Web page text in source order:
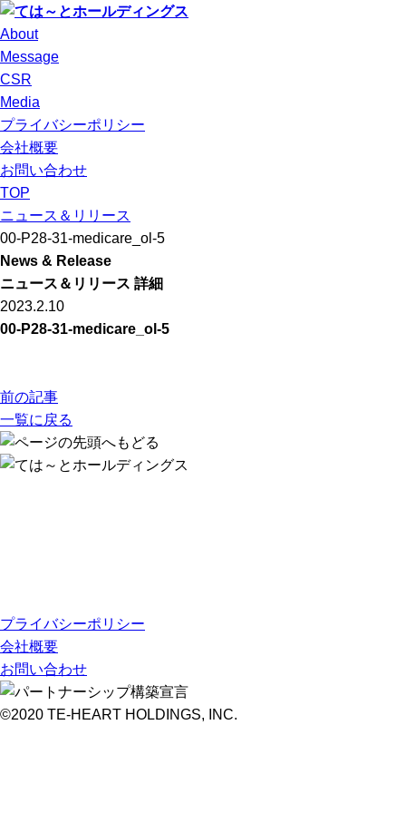
About
Message
CSR
Media
プライバシーポリシー
会社概要
お問い合わせ
TOP
ニュース＆リリース
00-P28-31-medicare_ol-5
News & Release
ニュース＆リリース 詳細
2023.2.10
00-P28-31-medicare_ol-5
前の記事
一覧に戻る
プライバシーポリシー
会社概要
お問い合わせ
©2020 TE-HEART HOLDINGS, INC.